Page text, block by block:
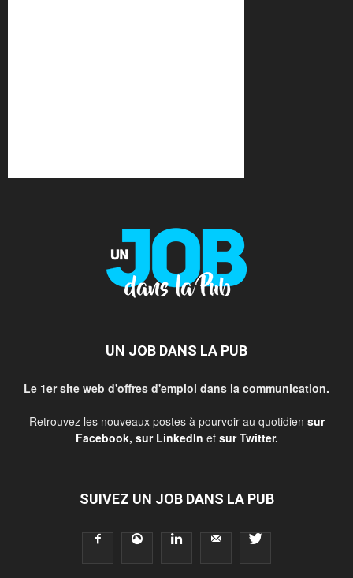
UN JOB DANS LA PUB
Le 1er site web d'offres d'emploi dans la communication.
Retrouvez les nouveaux postes à pourvoir au quotidien sur
Facebook, sur LinkedIn et sur Twitter.
SUIVEZ UN JOB DANS LA PUB